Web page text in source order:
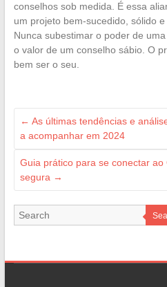
conselhos sob medida. É essa
um projeto bem-sucedido, sólido
Nunca subestimar o poder de
o valor de um conselho sábio. O
bem ser o seu.
← As últimas tendências e
a acompanhar em 2024
Guia prático para se conectar
segura →